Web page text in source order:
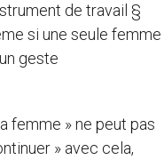
de travail §
si une seule femme
geste
femme » ne peut pas
» avec cela,